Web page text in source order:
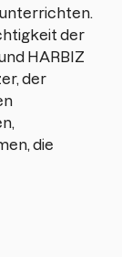
der
HARBIZ
der
die